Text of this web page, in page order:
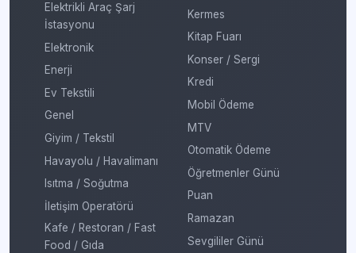
Elektrikli Araç Şarj
İstasyonu
Elektronik
Enerji
Ev Tekstili
Genel
Giyim / Tekstil
Havayolu / Havalimanı
Isıtma / Soğutma
İletişim Operatörü
Kafe / Restoran / Fast
Food / Gıda
Kermes
Kitap Fuarı
Konser / Sergi
Kredi
Mobil Ödeme
MTV
Otomatik Ödeme
Öğretmenler Günü
Puan
Ramazan
Sevgililer Günü